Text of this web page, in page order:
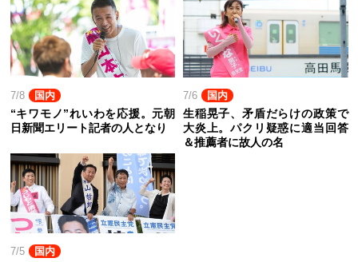
7/8 国内
“キワモノ”れいわを応援。元朝
日新聞エリート記者の人となり
7/6 国内
生稲晃子、矛盾だらけの政策で
大炎上。パクリ疑惑に適当回答
＆推薦者に故人の名
7/5 国内